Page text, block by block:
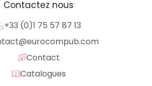
Contactez nous
+33 (0)1 75 57 87 13
Contact
Catalogues